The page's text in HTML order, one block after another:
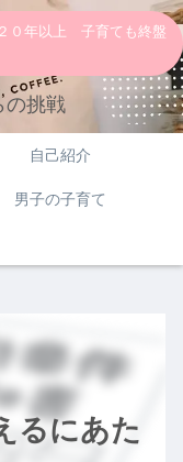
０年以上 子育ても終盤
の挑戦
自己紹介
男子の子育て
るにあた